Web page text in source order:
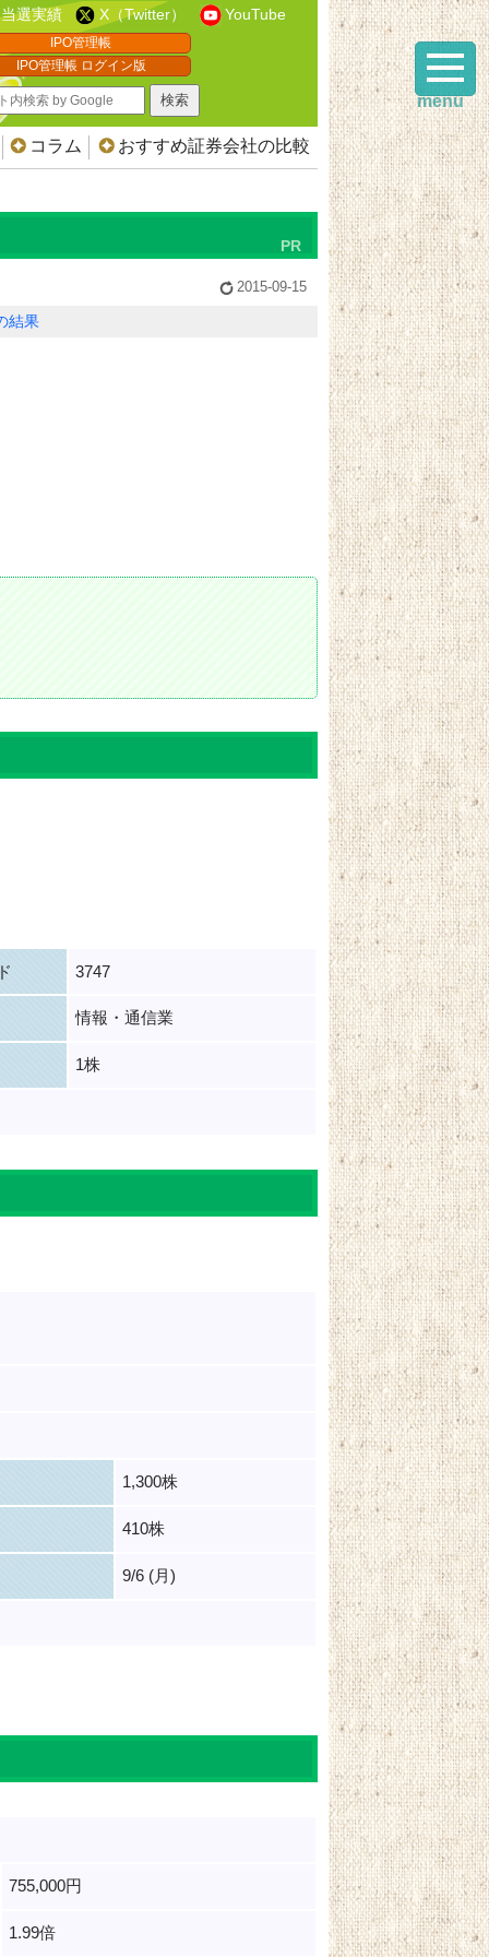
当選実績 X（Twitter） YouTube
IPO管理帳
IPO管理帳 ログイン版
コラム おすすめ証券会社の比較
2015-09-15
結果
3747
情報・通信業
1株
1,300株
410株
9/6 (月)
755,000円
1.99倍
menu